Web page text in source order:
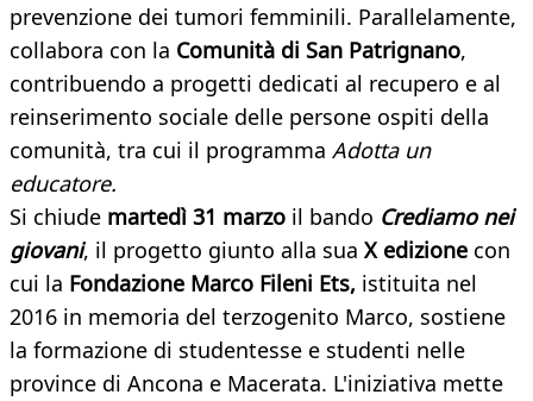
prevenzione dei tumori femminili. Parallelamente,
collabora con la Comunità di San Patrignano,
contribuendo a progetti dedicati al recupero e al
reinserimento sociale delle persone ospiti della
comunità, tra cui il programma Adotta un
educatore.
Si chiude martedì 31 marzo il bando Crediamo nei
giovani, il progetto giunto alla sua X edizione con
cui la Fondazione Marco Fileni Ets, istituita nel
2016 in memoria del terzogenito Marco, sostiene
la formazione di studentesse e studenti nelle
province di Ancona e Macerata. L'iniziativa mette